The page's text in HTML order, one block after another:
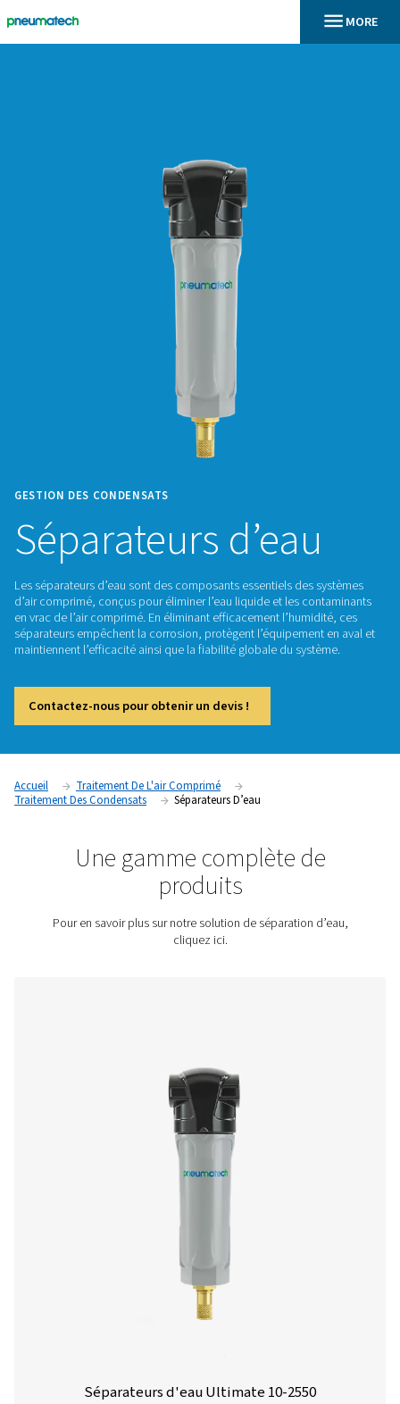
GESTION DES CONDENSATS
Séparateurs
Les séparateurs d’eau sont des composants essentiels des
d’air comprimé, conçus pour éliminer l’eau liquide et les
séparateurs empêchent la corrosion, protègent
maintiennent l’efficacité ainsi que la fiabilité globale du
Contactez-nous pour obtenir un devis !
Une gamme complète
produits
Pour en savoir plus sur notre solution de séparation
cliquez ici.